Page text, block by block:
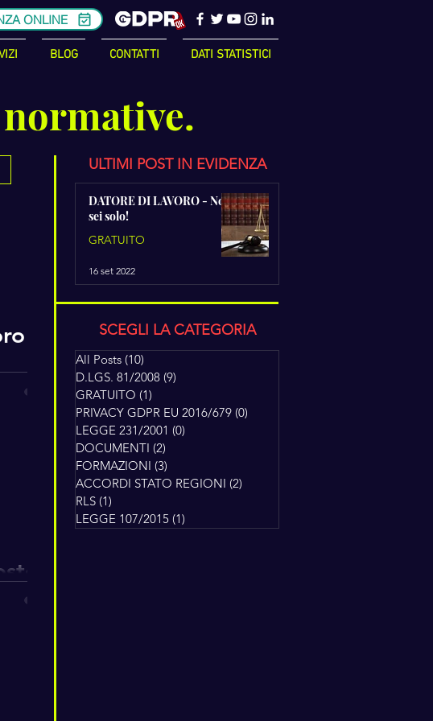
ONLINE
BLOG CONTATTI DATI STATISTICI
un
il
ULTIMI POST IN EVIDENZA
DATORE DI LAVORO - Non
sei solo!
GRATUITO
16 set 2022
SCEGLI LA CATEGORIA
All Posts (10)
D.LGS. 81/2008 (9)
GRATUITO (1)
PRIVACY GDPR EU 2016/679 (0)
LEGGE 231/2001 (0)
DOCUMENTI (2)
FORMAZIONI (3)
ACCORDI STATO REGIONI (2)
RLS (1)
LEGGE 107/2015 (1)